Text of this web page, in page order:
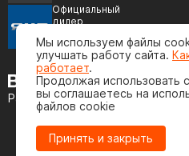
Официальный
дилер
(ЯМЗ)
Разработка сайта
Мы используем файлы
улучшать работу сайта.
работает.
Продолжая использовать
вы соглашаетесь на
файлов cookie
Принять и закрыть